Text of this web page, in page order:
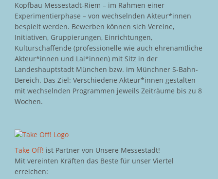
Kopfbau Messestadt-Riem – im Rahmen einer
Experimentierphase – von wechselnden Akteur*innen
bespielt werden. Bewerben können sich Vereine,
Initiativen, Gruppierungen, Einrichtungen,
Kulturschaffende (professionelle wie auch ehrenamtliche
Akteur*innen und Lai*innen) mit Sitz in der
Landeshauptstadt München bzw. im Münchner S-Bahn-
Bereich. Das Ziel: Verschiedene Akteur*innen gestalten
mit wechselnden Programmen jeweils Zeiträume bis zu 8
Wochen.
Take Off! ist Partner von Unsere Messestadt!
Mit vereinten Kräften das Beste für unser Viertel
erreichen: